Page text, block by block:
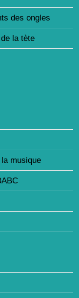
des ongles
la tète
musique